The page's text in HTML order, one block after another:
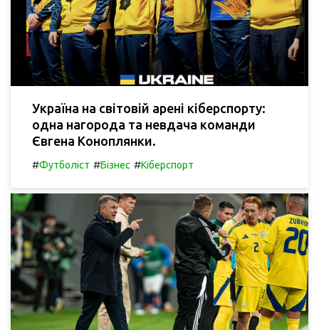
Україна на світовій арені кіберспорту:
одна нагорода та невдача команди
Євгена Коноплянки.
#Футболіст #Бізнес #Кіберспорт